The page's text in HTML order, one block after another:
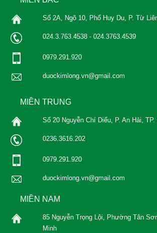
Số 2A, Ngõ 10, Phố Huy Du, P. Từ
024.3.763.4538 - 024.3763.4539
0979.291.920
duockimlong.vn@gmail.com
MIỀN TRUNG
Số 20 Nguyễn Chí Diểu, P. An Hải,
0236.3616.202
0979.291.920
duockimlong.vn@gmail.com
MIỀN NAM
85 Nguyễn Trọng Lội, Phường Tân
Minh